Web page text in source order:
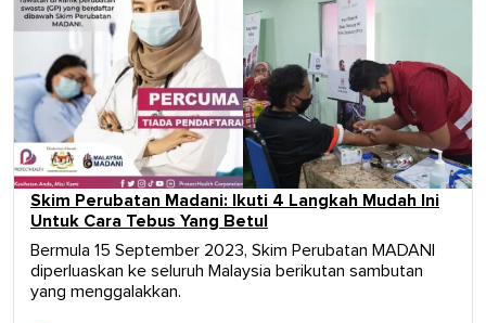
Skim Perubatan Madani: Ikuti 4 Langkah Mudah Ini
Untuk Cara Tebus Yang Betul
Bermula 15 September 2023, Skim Perubatan MADANI
diperluaskan ke seluruh Malaysia berikutan sambutan
yang menggalakkan.